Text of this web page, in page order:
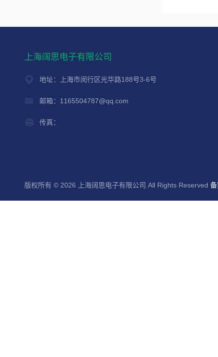
上海阔思电子有限公司
地址：上海市闵行区光华路188号3-6号
邮箱：1165504787@qq.com
传真：
版权所有 © 2026 上海阔思电子有限公司 All Rights Reserved